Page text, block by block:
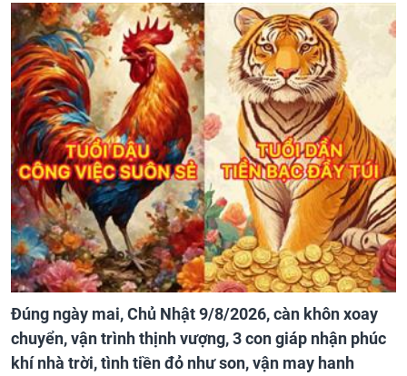
Đúng ngày mai, Chủ Nhật 9/8/2026, càn khôn xoay
chuyển, vận trình thịnh vượng, 3 con giáp nhận phúc
khí nhà trời, tình tiền đỏ như son, vận may hanh